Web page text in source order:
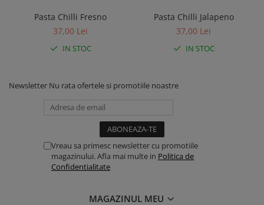
Pasta Chilli Fresno
37,00 Lei
IN STOC
Pasta Chilli Jalapeno
37,00 Lei
IN STOC
Newsletter Nu rata ofertele si promotiile noastre
Vreau sa primesc newsletter cu promotiile
magazinului. Afla mai multe in Politica de
Confidentialitate
MAGAZINUL MEU